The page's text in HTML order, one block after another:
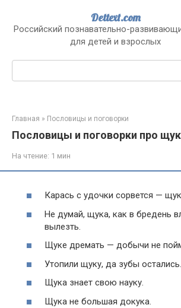
контенту
Dettext.com
Российский познавательно-
для детей и взрослых
Поиск:
Главная » Пословицы и поговорки
Пословицы и поговорки про
На чтение: 1 мин
Карась с удочки сорвется —
Не думай, щука, как в бредень
вылезть.
Щуке дремать — добычи не
Утопили щуку, да зубы остались.
Щука знает свою науку.
Щука не большая докука.